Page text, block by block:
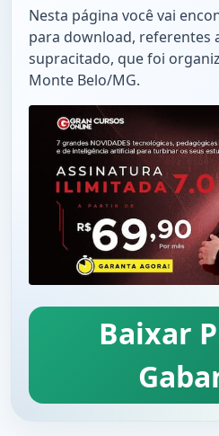
Nesta página você vai
para download, referentes
supracitado, que foi
Monte Belo/MG.
Baixar